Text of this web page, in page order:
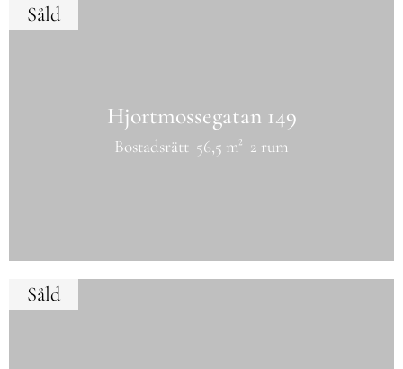
Hjortmossegatan 149
Bostadsrätt 56,5 m² 2 rum
Såld
Såld